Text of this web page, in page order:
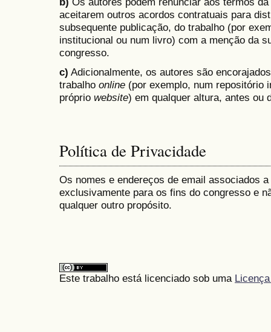
aceitarem outros acordos contratuais para
subsequente publicação, do trabalho (por
institucional ou num livro) com a menção da
congresso.
c) Adicionalmente, os autores são
trabalho online (por exemplo, num repositório
próprio website) em qualquer altura, antes ou
Política de Privacidade
Os nomes e endereços de email associados
exclusivamente para os fins do congresso e
qualquer outro propósito.
Este trabalho está licenciado sob uma